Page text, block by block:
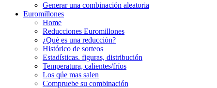
Generar una combinación aleatoria
Euromillones
Home
Reducciones Euromillones
¿Qué es una reducción?
Histórico de sorteos
Estadísticas. figuras, distribución
Temperatura, calientes/fríos
Los qúe mas salen
Compruebe su combinación